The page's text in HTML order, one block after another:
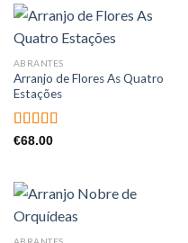
ABRANTES
Arranjo de Flores As Quatro
Estações
Avaliação
€68.00